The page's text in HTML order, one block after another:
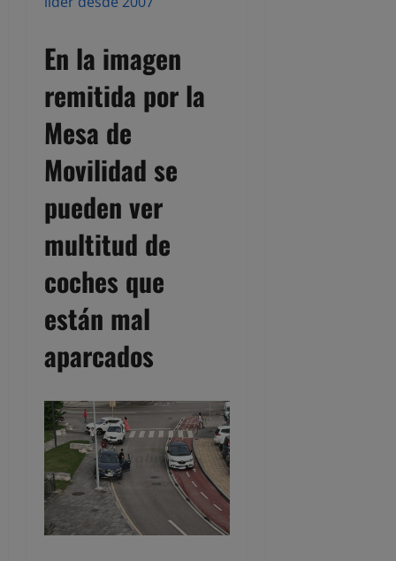
En la imagen
remitida por la
Mesa de
Movilidad se
pueden ver
multitud de
coches que
están mal
aparcados